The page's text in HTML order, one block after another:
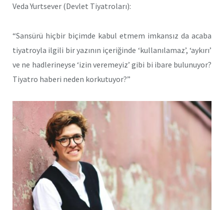
Veda Yurtsever (Devlet Tiyatroları):
“Sansürü hiçbir biçimde kabul etmem imkansız da acaba
tiyatroyla ilgili bir yazının içeriğinde ‘kullanılamaz’, ‘aykırı’
ve ne hadlerineyse ‘izin veremeyiz’ gibi bi ibare bulunuyor?
Tiyatro haberi neden korkutuyor?”